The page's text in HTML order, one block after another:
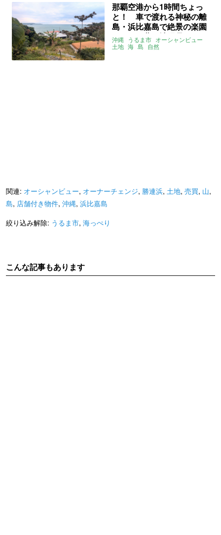
那覇空港から1時間ちょっ
と！ 車で渡れる神秘の離
島・浜比嘉島で絶景の楽園
をつくる夢（沖縄県うるま
市1783.95㎡の売買物件）
沖縄 うるま市 オーシャンビュー
土地 海 島 自然
関連: オーシャンビュー, オーナーチェンジ, 勝連浜, 土地, 売買, 山,
島, 店舗付き物件, 沖縄, 浜比嘉島
絞り込み解除: うるま市, 海っぺり
こんな記事もあります